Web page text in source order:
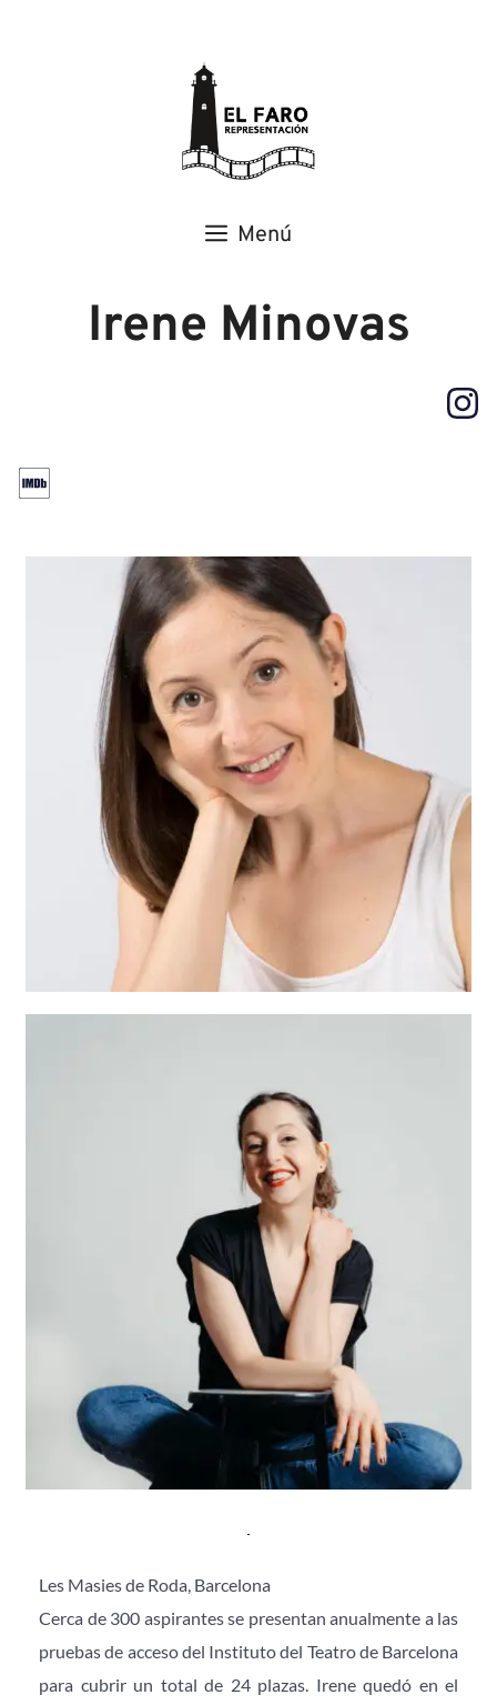
Menú
Irene Minovas
Les Masies de Roda, Barcelona
Cerca de 300 aspirantes se presentan anualmente a las
pruebas de acceso del Instituto del Teatro de Barcelona
para cubrir un total de 24 plazas. Irene quedó en el